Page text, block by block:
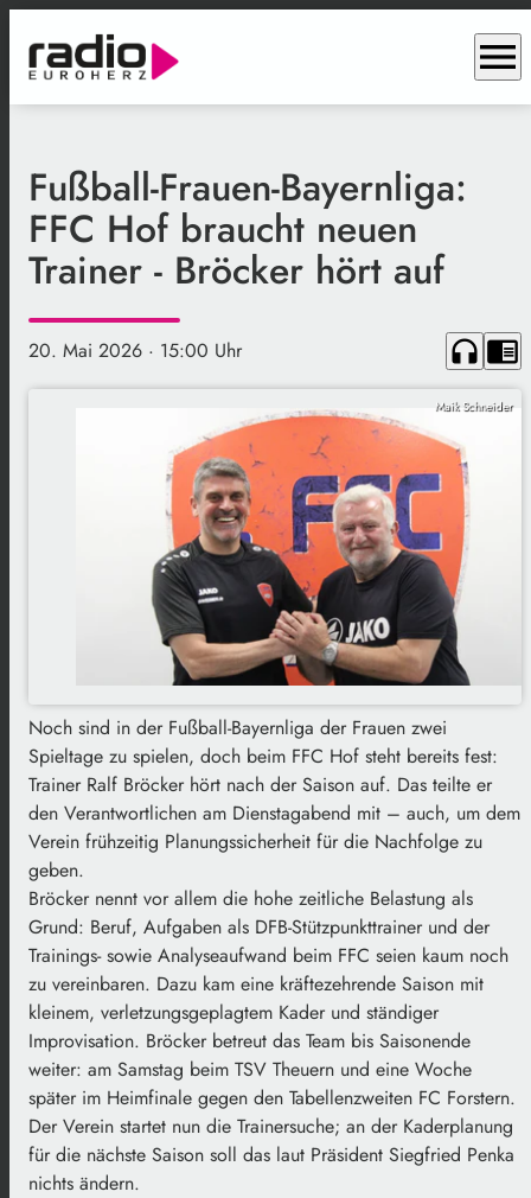
menu
Fußball-Frauen-Bayernliga:
FFC Hof braucht neuen
Trainer - Bröcker hört auf
20. Mai 2026 · 15:00 Uhr headphones chrome_reader_mode
Maik Schneider
Noch sind in der Fußball-Bayernliga der Frauen zwei
Spieltage zu spielen, doch beim FFC Hof steht bereits fest:
Trainer Ralf Bröcker hört nach der Saison auf. Das teilte er
den Verantwortlichen am Dienstagabend mit – auch, um dem
Verein frühzeitig Planungssicherheit für die Nachfolge zu
geben.
Bröcker nennt vor allem die hohe zeitliche Belastung als
Grund: Beruf, Aufgaben als DFB-Stützpunkttrainer und der
Trainings- sowie Analyseaufwand beim FFC seien kaum noch
zu vereinbaren. Dazu kam eine kräftezehrende Saison mit
kleinem, verletzungsgeplagtem Kader und ständiger
Improvisation. Bröcker betreut das Team bis Saisonende
weiter: am Samstag beim TSV Theuern und eine Woche
später im Heimfinale gegen den Tabellenzweiten FC Forstern.
Der Verein startet nun die Trainersuche; an der Kaderplanung
für die nächste Saison soll das laut Präsident Siegfried Penka
nichts ändern.